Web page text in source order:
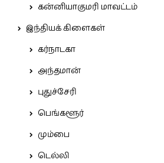
கன்னியாகுமரி மாவட்டம்
இந்தியக் கிளைகள்
கர்நாடகா
அந்தமான்
புதுச்சேரி
பெங்களூர்
மும்பை
டெல்லி